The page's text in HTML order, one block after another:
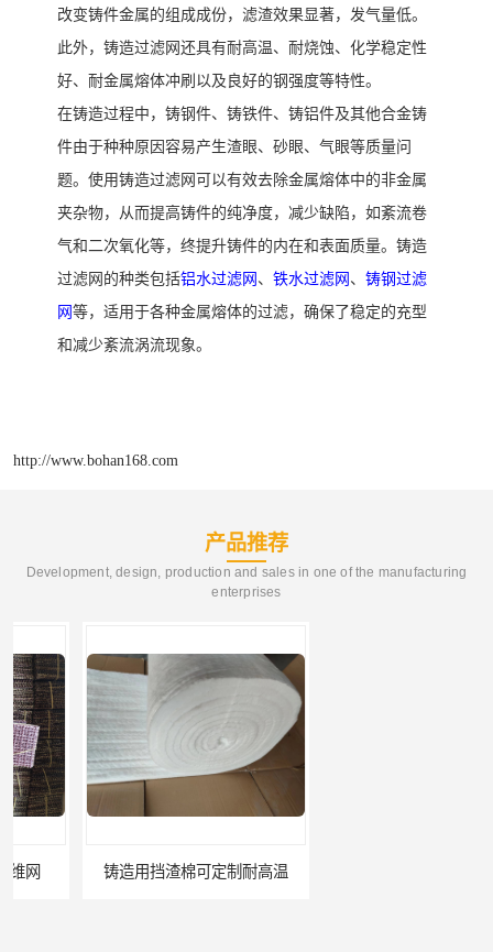
改变铸件金属的组成成份，滤渣效果显著，发气量低。
此外，铸造过滤网还具有耐高温、耐烧蚀、化学稳定性
好、耐金属熔体冲刷以及良好的钢强度等特性。
在铸造过程中，铸钢件、铸铁件、铸铝件及其他合金铸
件由于种种原因容易产生渣眼、砂眼、气眼等质量问
题。使用铸造过滤网可以有效去除金属熔体中的非金属
夹杂物，从而提高铸件的纯净度，减少缺陷，如紊流卷
气和二次氧化等，终提升铸件的内在和表面质量。铸造
过滤网的种类包括铝水过滤网、 铁水过滤网、 铸钢过滤
网等，适用于各种金属熔体的过滤，确保了稳定的充型
和减少紊流涡流现象。
http://www.bohan168.com
产品推荐
Development, design, production and sales in one of the manufacturing
enterprises
铸造用挡渣棉可定制耐高温